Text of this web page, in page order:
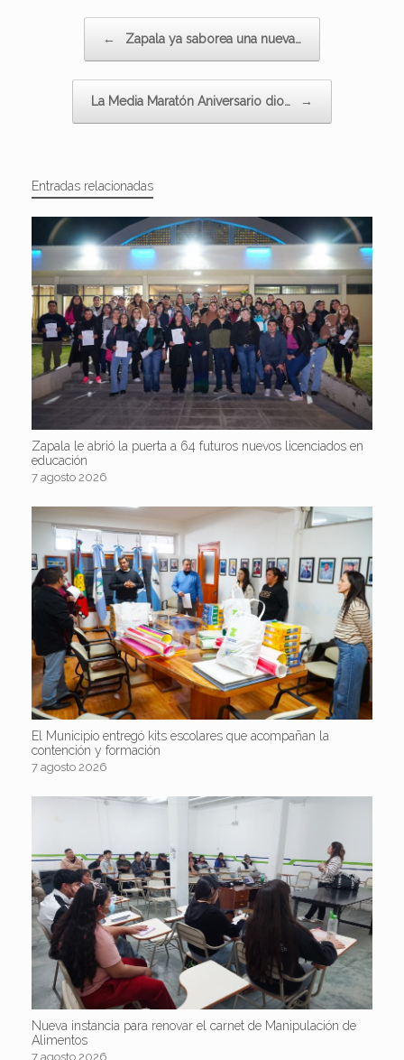
← Zapala ya saborea una nueva…
La Media Maratón Aniversario dio… →
Entradas relacionadas
Zapala le abrió la puerta a 64 futuros nuevos licenciados en
educación
7 agosto 2026
El Municipio entregó kits escolares que acompañan la
contención y formación
7 agosto 2026
Nueva instancia para renovar el carnet de Manipulación de
Alimentos
7 agosto 2026